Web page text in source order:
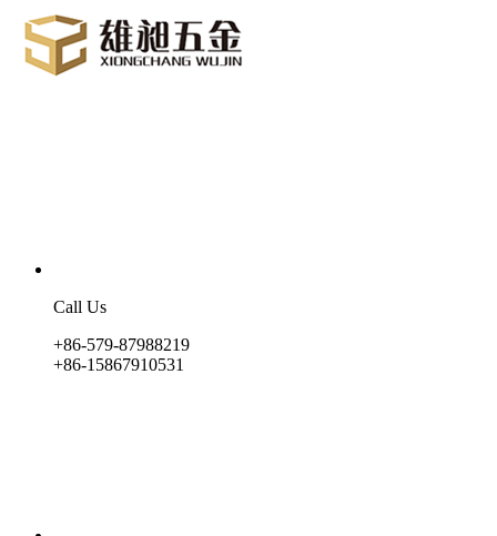
Call Us
+86-579-87988219
+86-15867910531